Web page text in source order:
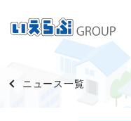
ニュース一覧